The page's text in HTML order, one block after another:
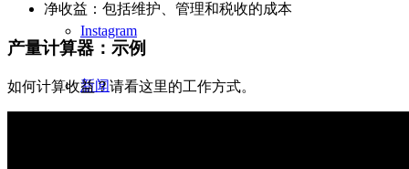
Instagram
新闻
净收益：包括维护、管理和税收的成本
产量计算器：示例
如何计算收益？请看这里的工作方式。